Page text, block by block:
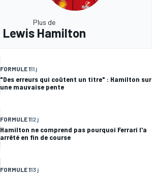
Plus de
Lewis Hamilton
FORMULE 111 j
"Des erreurs qui coûtent un titre" : Hamilton sur
une mauvaise pente
FORMULE 112 j
Hamilton ne comprend pas pourquoi Ferrari l'a
arrêté en fin de course
FORMULE 113 j